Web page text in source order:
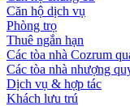
Căn hộ dịch vụ
Phòng trọ
Thuê ngắn hạn
Các tòa nhà Cozrum
Các tòa nhà nhượng
Dịch vụ & hợp tác
Khách lưu trú